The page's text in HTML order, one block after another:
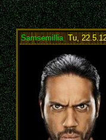
Samsemillia, Tu,